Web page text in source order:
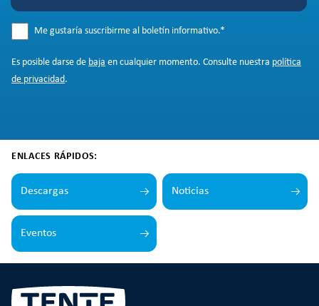
Me gustaría suscribirme al boletín informativo.*
Es posible darse de baja en cualquier momento. Consulte nuestra política
de privacidad.
ENLACES RÁPIDOS:
Descargas Noticias
Eventos